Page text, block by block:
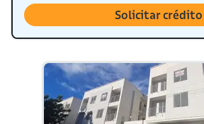
Solicitar crédito